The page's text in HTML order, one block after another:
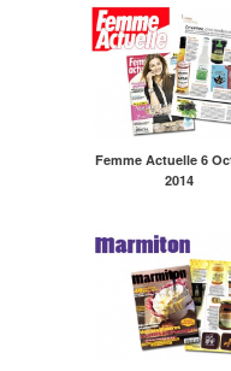
Femme Actuelle 6
2014